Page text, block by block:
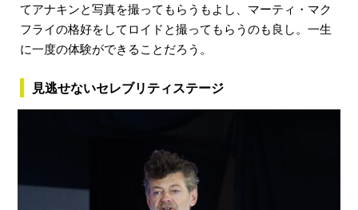
てアナキンと写真を撮ってもらうもよし、マーティ・マク
フライの格好をしてロイドと撮ってもらうのも良し。一生
に一度の体験ができることだろう。
見逃せないセレブリティステージ